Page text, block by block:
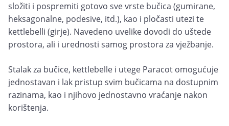
složiti i pospremiti gotovo sve vrste bučica (gumirane,
heksagonalne, podesive, itd.), kao i pločasti utezi te
kettlebelli (girje). Navedeno uvelike dovodi do uštede
prostora, ali i urednosti samog prostora za vježbanje.
Stalak za bučice, kettlebelle i utege Paracot omogućuje
jednostavan i lak pristup svim bučicama na dostupnim
razinama, kao i njihovo jednostavno vraćanje nakon
korištenja.